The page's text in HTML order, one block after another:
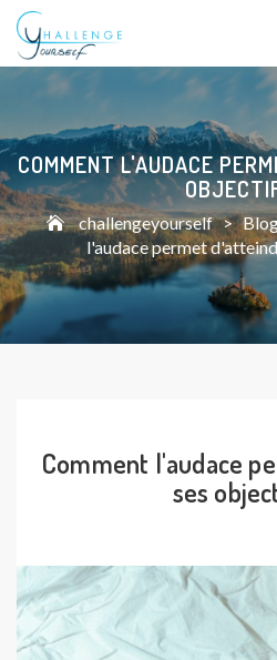
COMMENT L'AUDACE
challengeyourself >
l'audace permet
Comment l'audace
ses